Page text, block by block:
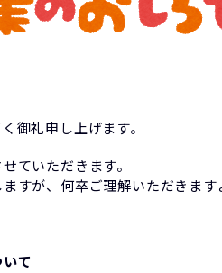
御礼申し上げます。
ていただきます。
すが、何卒ご理解いただきます
て